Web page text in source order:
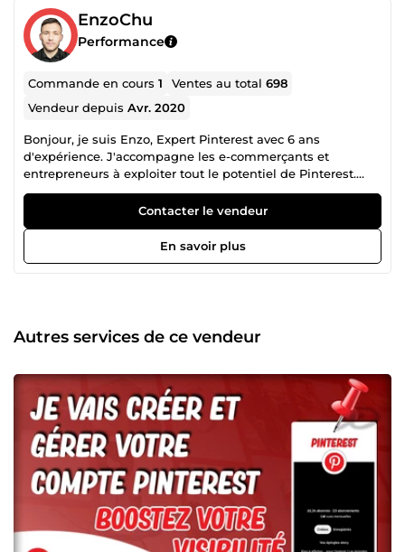
EnzoChu
Performance
Commande en cours1 Ventes au total698
Vendeur depuisAvr. 2020
Bonjour, je suis Enzo, Expert Pinterest avec 6 ans
d'expérience. J'accompagne les e-commerçants et
entrepreneurs à exploiter tout le potentiel de Pinterest.
Avec plus de 800 projets réussis en organique et publicité,
j'ai aidé mes clients à générer plus de 2,5 millions d'euros
de chiffre d'affaires grâce à des stratégies sur mesure. Que
vous ayez un projet ponctuel ou que vous cherchiez une
collaboration sur le long terme, je suis à votre écoute pour
Contacter le vendeur
En savoir plus
Autres services de ce vendeur